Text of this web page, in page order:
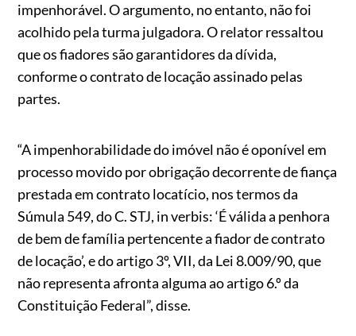
impenhorável. O argumento, no entanto, não foi
acolhido pela turma julgadora. O relator ressaltou
que os fiadores são garantidores da dívida,
conforme o contrato de locação assinado pelas
partes.
“A impenhorabilidade do imóvel não é oponível em
processo movido por obrigação decorrente de fiança
prestada em contrato locatício, nos termos da
Súmula 549, do C. STJ, in verbis: ‘É válida a penhora
de bem de família pertencente a fiador de contrato
de locação’, e do artigo 3º, VII, da Lei 8.009/90, que
não representa afronta alguma ao artigo 6.º da
Constituição Federal”, disse.